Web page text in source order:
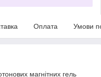
Оплата Умови
магнітних гель